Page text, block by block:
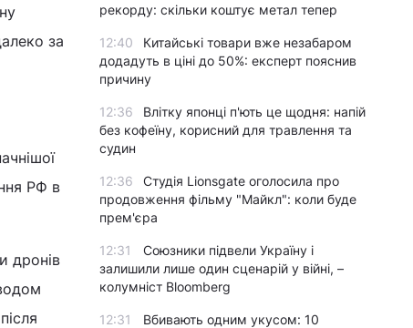
за
РФ в
дронів
рекорду: скільки коштує метал тепер
12:40
Китайські товари вже незабаром
додадуть в ціні до 50%: експерт пояснив
причину
12:36
Влітку японці п'ють це щодня: напій
без кофеїну, корисний для травлення та
судин
12:36
Студія Lionsgate оголосила про
продовження фільму "Майкл": коли буде
прем'єра
12:31
Союзники підвели Україну і
залишили лише один сценарій у війні, –
колумніст Bloomberg
12:31
Вбивають одним укусом: 10